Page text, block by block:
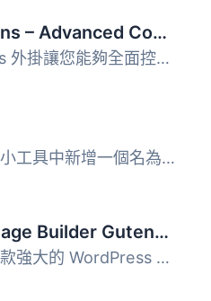
Widget Options – Advanced Conditional Visibility for Gutenberg Blocks & Classic Widgets
Widget Options 外掛讓您能夠全面控制網站側邊欄小工具及 Gut...
此外掛可在每個小工具中新增一個名為 "Widget logic" 的額外...
Stackable – Page Builder Gutenberg Blocks
Stackable 是一款強大的 WordPress 區塊外掛，旨在將 Gutenbe...